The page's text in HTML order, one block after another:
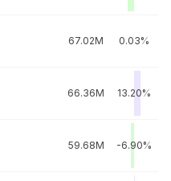
67.02M 0.03%
66.36M 13.20%
59.68M -6.90%